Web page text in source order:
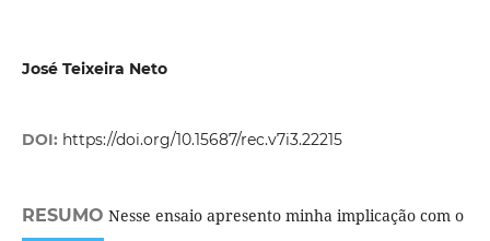
José Teixeira Neto
DOI: https://doi.org/10.15687/rec.v7i3.22215
RESUMO Nesse ensaio apresento minha implicação com o